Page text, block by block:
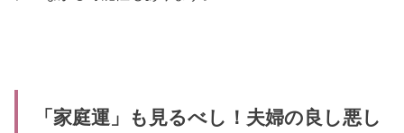
「家庭運」も見るべし！夫婦の良し悪し